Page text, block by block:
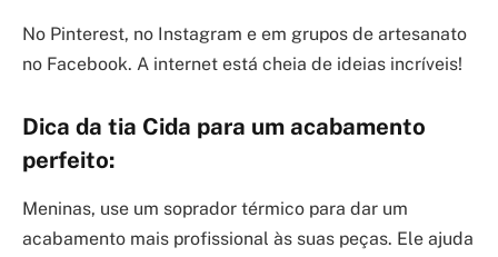
No Pinterest, no Instagram e em grupos de artesanato
no Facebook. A internet está cheia de ideias incríveis!
Dica da tia Cida para um acabamento
perfeito:
Meninas, use um soprador térmico para dar um
acabamento mais profissional às suas peças. Ele ajuda